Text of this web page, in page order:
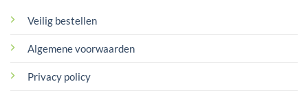
Veilig bestellen
Algemene voorwaarden
Privacy policy